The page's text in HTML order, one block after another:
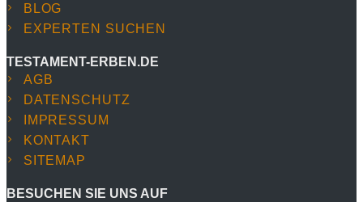
BLOG
EXPERTEN SUCHEN
TESTAMENT-ERBEN.DE
AGB
DATENSCHUTZ
IMPRESSUM
KONTAKT
SITEMAP
BESUCHEN SIE UNS AUF